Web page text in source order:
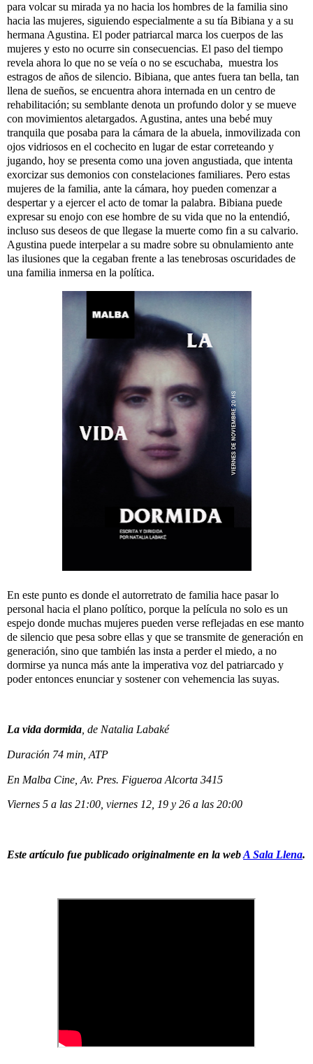
para volcar su mirada ya no hacia los hombres de la familia sino
hacia las mujeres, siguiendo especialmente a su tía Bibiana y a su
hermana Agustina. El poder patriarcal marca los cuerpos de las
mujeres y esto no ocurre sin consecuencias. El paso del tiempo
revela ahora lo que no se veía o no se escuchaba, muestra los
estragos de años de silencio. Bibiana, que antes fuera tan bella, tan
llena de sueños, se encuentra ahora internada en un centro de
rehabilitación; su semblante denota un profundo dolor y se mueve
con movimientos aletargados. Agustina, antes una bebé muy
tranquila que posaba para la cámara de la abuela, inmovilizada con
ojos vidriosos en el cochecito en lugar de estar correteando y
jugando, hoy se presenta como una joven angustiada, que intenta
exorcizar sus demonios con constelaciones familiares. Pero estas
mujeres de la familia, ante la cámara, hoy pueden comenzar a
despertar y a ejercer el acto de tomar la palabra. Bibiana puede
expresar su enojo con ese hombre de su vida que no la entendió,
incluso sus deseos de que llegase la muerte como fin a su calvario.
Agustina puede interpelar a su madre sobre su obnulamiento ante
las ilusiones que la cegaban frente a las tenebrosas oscuridades de
una familia inmersa en la política.
En este punto es donde el autorretrato de familia hace pasar lo
personal hacia el plano político, porque la película no solo es un
espejo donde muchas mujeres pueden verse reflejadas en ese manto
de silencio que pesa sobre ellas y que se transmite de generación en
generación, sino que también las insta a perder el miedo, a no
dormirse ya nunca más ante la imperativa voz del patriarcado y
poder entonces enunciar y sostener con vehemencia las suyas.
La vida dormida , de Natalia Labaké
Duración 74 min, ATP
En Malba Cine, Av. Pres. Figueroa Alcorta 3415
Viernes 5 a las 21:00, viernes 12, 19 y 26 a las 20:00
Este artículo fue publicado originalmente en la webA Sala Llena.